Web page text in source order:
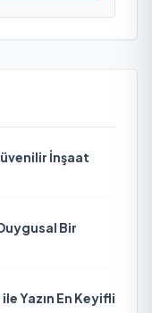
İnşaat
Bir
ile Yazın En Keyifli